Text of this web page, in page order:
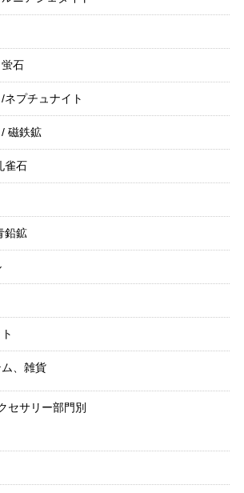
石
ネプチュナイト
磁鉄鉱
雀石
鉛鉱
、雑貨
セサリー部門別